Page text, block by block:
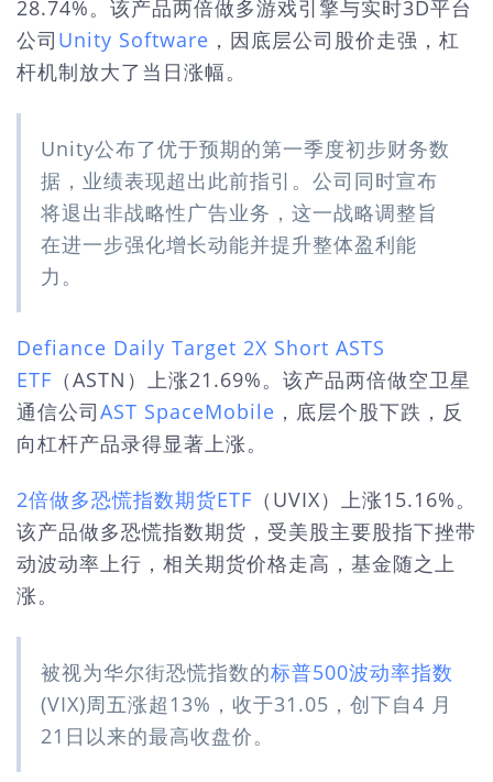
28.74%。该产品两倍做多游戏引擎与实时3D平台
公司 Unity Software ，因底层公司股价走强，杠
杆机制放大了当日涨幅。
Unity公布了优于预期的第一季度初步财务数
据，业绩表现超出此前指引。公司同时宣布
将退出非战略性广告业务，这一战略调整旨
在进一步强化增长动能并提升整体盈利能
力。
Defiance Daily Target 2X Short ASTS
ETF （ASTN）上涨21.69%。该产品两倍做空卫星
通信公司AST SpaceMobile ，底层个股下跌，反
向杠杆产品录得显著上涨。
2倍做多恐慌指数期货ETF （UVIX）上涨15.16%。
该产品做多恐慌指数期货，受美股主要股指下挫带
动波动率上行，相关期货价格走高，基金随之上
涨。
被视为华尔街恐慌指数的标普500波动率指数
(VIX)周五涨超13%，收于31.05，创下自4 月
21日以来的最高收盘价。